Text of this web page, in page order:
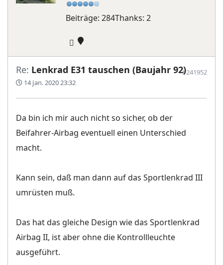
Beiträge: 284Thanks: 2
Re: Lenkrad E31 tauschen (Baujahr 92)
14 Jan. 2020 23:32
#241952
Da bin ich mir auch nicht so sicher, ob der
Beifahrer-Airbag eventuell einen Unterschied
macht.
Kann sein, daß man dann auf das Sportlenkrad III
umrüsten muß.
Das hat das gleiche Design wie das Sportlenkrad
Airbag II, ist aber ohne die Kontrollleuchte
ausgeführt.